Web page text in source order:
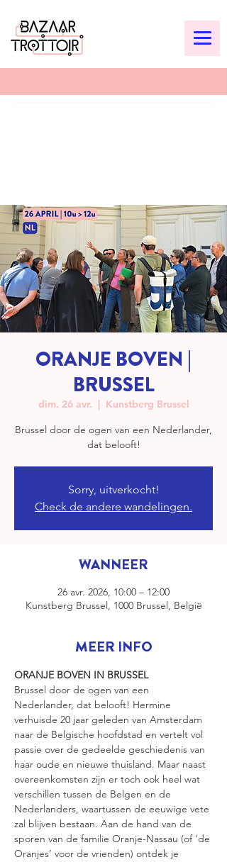
ORANJE BOVEN |
BRUSSEL
dim. 26 avr.
  |
Kunstberg Brussel
Brussel door de ogen van een Nederlander,
dat belooft!
Sorry, uitverkocht!
Check de andere wandelingen.
WANNEER
26 avr. 2026, 10:00 – 12:00
Kunstberg Brussel, 1000 Brussel, België
MEER INFO
ORANJE BOVEN IN BRUSSEL
Brussel door de ogen van een
Nederlander, dat belooft! Hermine
verhuisde 20 jaar geleden van Amsterdam
naar de Belgische hoofdstad en vertelt vol
passie over de gedeelde geschiedenis van
haar oude en nieuwe thuisland. Maar naast
overeenkomsten zijn er toch ook heel wat
verschillen tussen de Belgen en de
Nederlanders, waartussen de eeuwige vete
zal blijven bestaan. Aan de hand van de
sporen van de familie Oranje-Nassau (of ‘de
Oranjes’ voor de vrienden) ontdek je